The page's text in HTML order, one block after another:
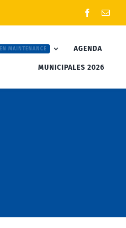
EN MAINTENANCE AGENDA
MUNICIPALES 2026